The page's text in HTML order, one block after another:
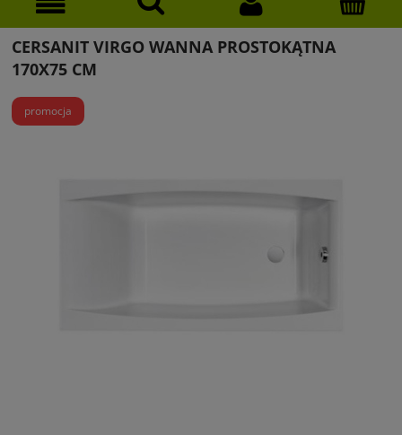
CERSANIT VIRGO WANNA PROSTOKĄTNA
170X75 CM
promocja